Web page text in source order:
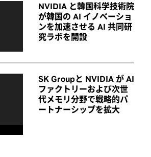
NVIDIA と韓国科学技術院
が韓国の AI イノベーショ
ンを加速させる AI 共同研
究ラボを開設
SK Groupと NVIDIA が AI
ファクトリーおよび次世
代メモリ分野で戦略的パ
ートナーシップを拡大